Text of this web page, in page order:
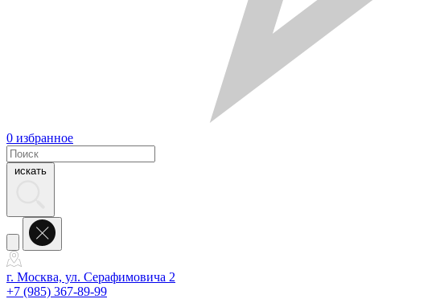
0 избранное
г. Москва, ул. Серафимовича 2
+7 (985) 367-89-99